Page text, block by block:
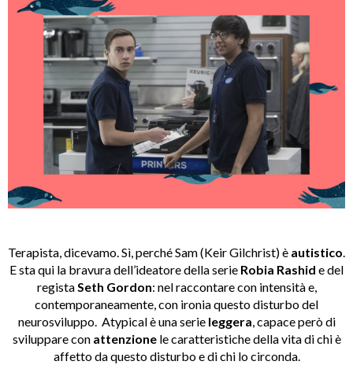
Terapista, dicevamo. Sì, perché Sam (Keir Gilchrist) è autistico.
E sta qui la bravura dell’ideatore della serie Robia Rashid e del
registaSeth Gordon: nel raccontare con intensità e,
contemporaneamente, con ironia questo disturbo del
neurosviluppo. Atypical è una serie leggera, capace però di
sviluppare con attenzionele caratteristiche della vita di chi è
affetto da questo disturbo e di chi lo circonda.